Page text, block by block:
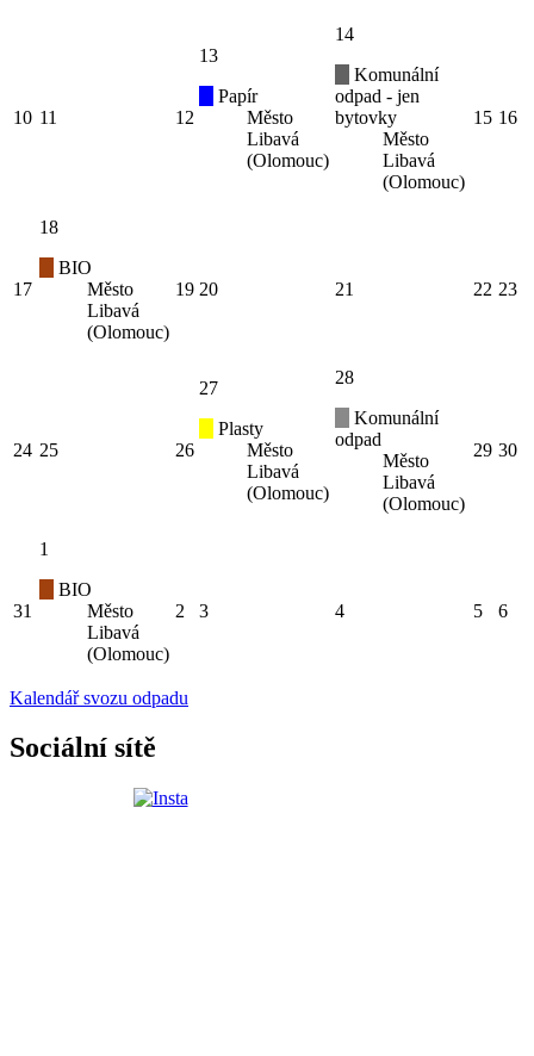
10 11 12
13
Papír
Město
Libavá
(Olomouc)
14
Komunální
odpad - jen
bytovky
Město
Libavá
(Olomouc)
15 16
17
18
BIO
Město
Libavá
(Olomouc)
19 20 21 22 23
24 25 26
27
Plasty
Město
Libavá
(Olomouc)
28
Komunální
odpad
Město
Libavá
(Olomouc)
29 30
31
1
BIO
Město
Libavá
(Olomouc)
2 3 4 5 6
Kalendář svozu odpadu
Sociální sítě